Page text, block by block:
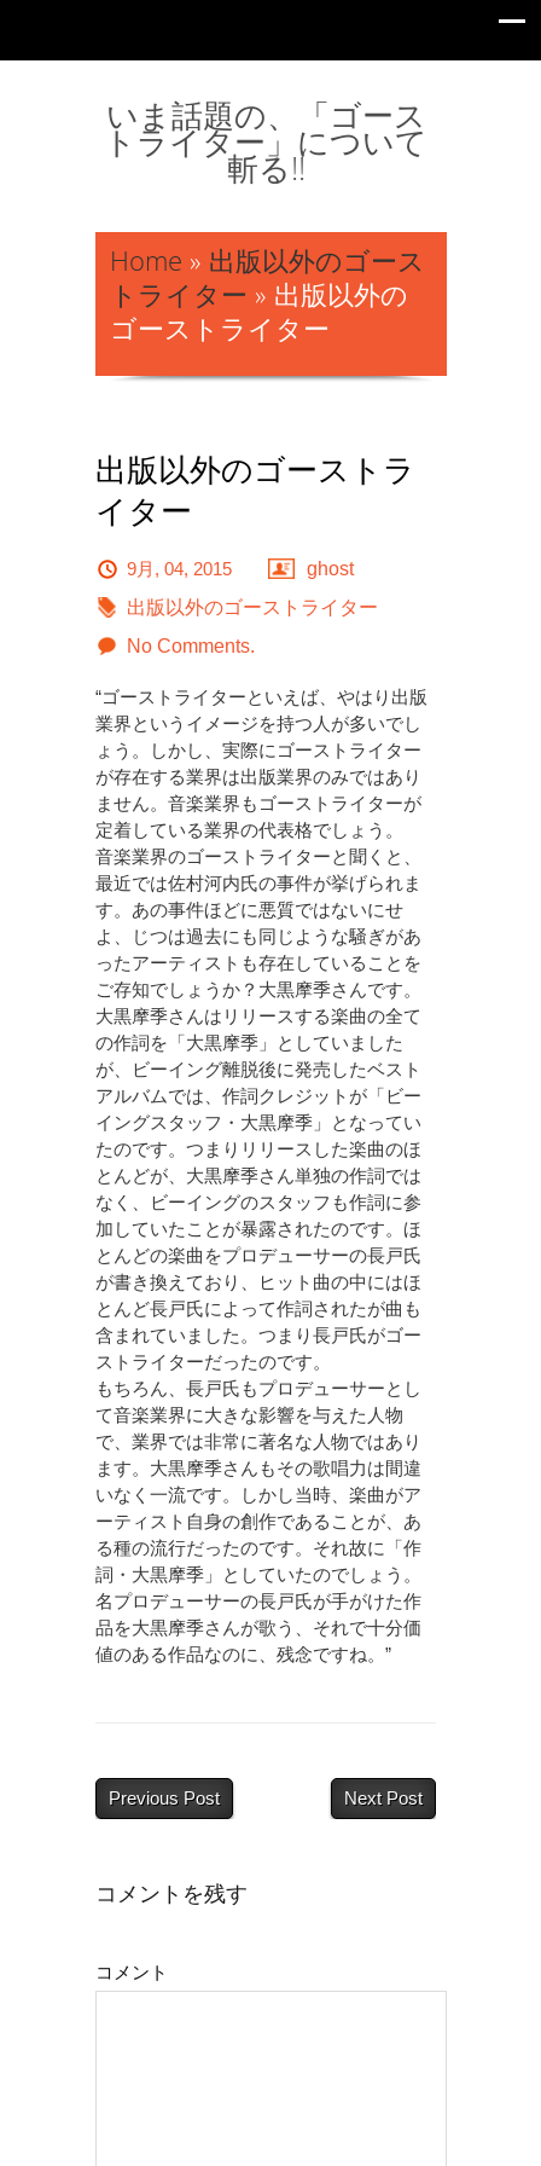
いま話題の、「ゴース
トライター」について
斬る!!
Home » 出版以外のゴース
トライター » 出版以外の
ゴーストライター
出版以外のゴーストラ
イター
9月, 04, 2015
ghost
出版以外のゴーストライター
No Comments.
“ゴーストライターといえば、やはり出版
業界というイメージを持つ人が多いでし
ょう。しかし、実際にゴーストライター
が存在する業界は出版業界のみではあり
ません。音楽業界もゴーストライターが
定着している業界の代表格でしょう。
音楽業界のゴーストライターと聞くと、
最近では佐村河内氏の事件が挙げられま
す。あの事件ほどに悪質ではないにせ
よ、じつは過去にも同じような騒ぎがあ
ったアーティストも存在していることを
ご存知でしょうか？大黒摩季さんです。
大黒摩季さんはリリースする楽曲の全て
の作詞を「大黒摩季」としていました
が、ビーイング離脱後に発売したベスト
アルバムでは、作詞クレジットが「ビー
イングスタッフ・大黒摩季」となってい
たのです。つまりリリースした楽曲のほ
とんどが、大黒摩季さん単独の作詞では
なく、ビーイングのスタッフも作詞に参
加していたことが暴露されたのです。ほ
とんどの楽曲をプロデューサーの長戸氏
が書き換えており、ヒット曲の中にはほ
とんど長戸氏によって作詞されたが曲も
含まれていました。つまり長戸氏がゴー
ストライターだったのです。
もちろん、長戸氏もプロデューサーとし
て音楽業界に大きな影響を与えた人物
で、業界では非常に著名な人物ではあり
ます。大黒摩季さんもその歌唱力は間違
いなく一流です。しかし当時、楽曲がア
ーティスト自身の創作であることが、あ
る種の流行だったのです。それ故に「作
詞・大黒摩季」としていたのでしょう。
名プロデューサーの長戸氏が手がけた作
品を大黒摩季さんが歌う、それで十分価
値のある作品なのに、残念ですね。”
Previous Post Next Post
コメントを残す
コメント